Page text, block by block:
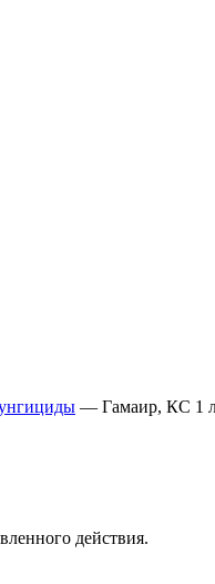
— Гамаир, КС 1
действия.